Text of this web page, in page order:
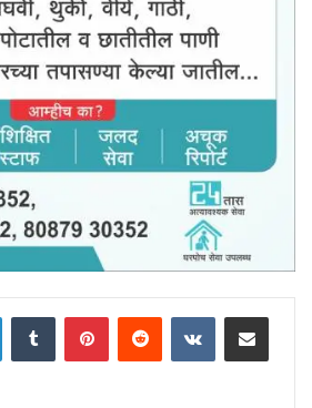
LinkedInTumblr PinterestReddit VKontakteShare via Email